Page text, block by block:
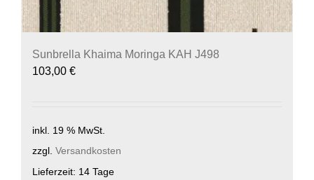
Sunbrella Khaima Moringa KAH J498
103,00 €
inkl. 19 % MwSt.
zzgl. Versandkosten
Lieferzeit: 14 Tage